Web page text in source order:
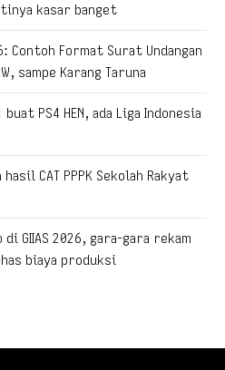
kasar banget
Contoh Format Surat Undangan
sampe Karang Taruna
PS4 HEN, ada Liga Indonesia
CAT PPPK Sekolah Rakyat
GIIAS 2026, gara-gara rekam
biaya produksi